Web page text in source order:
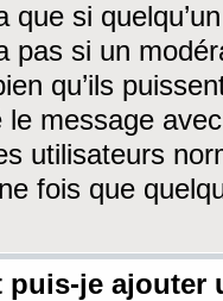
que si
pas si un
qu’ils
le message
utilisateurs
fois que
puis-je ajouter